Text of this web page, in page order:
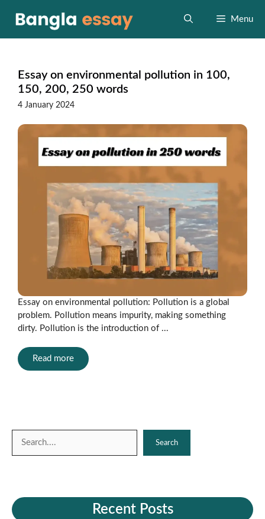
Menu
Essay on environmental pollution in 100,
150, 200, 250 words
4 January 2024
Essay on environmental pollution: Pollution is a global
problem. Pollution means impurity, making something
dirty. Pollution is the introduction of ...
Read more
Search
Recent Posts